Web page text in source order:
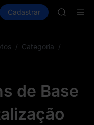
Spot Futuros
Cadastrar
AAOI
/ Categoria /
de Base